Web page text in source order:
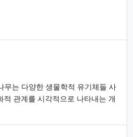
무는 다양한 생물학적 유기체들 사
적 관계를 시각적으로 나타내는 개